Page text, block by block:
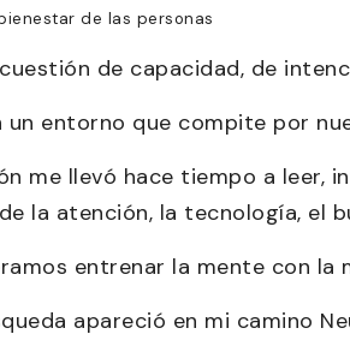
de las personas
de capacidad, de
un entorno que compite por
me llevó hace tiempo a leer,
la atención, la tecnología, el
entrenar la mente con
apareció en mi camino